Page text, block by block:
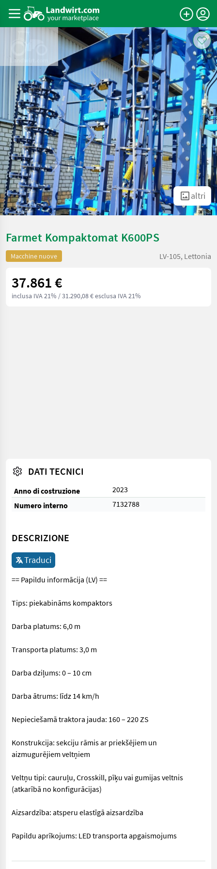
altri
Farmet Kompaktomat K600PS
Macchine nuove LV-105, Lettonia
37.861 €
inclusa IVA 21% / 31.290,08 € esclusa IVA 21%
DATI TECNICI
Anno di costruzione
2023
Numero interno
7132788
DESCRIZIONE
Traduci
== Papildu informācija (LV) ==
Tips: piekabināms kompaktors
Darba platums: 6,0 m
Transporta platums: 3,0 m
Darba dziļums: 0 – 10 cm
Darba ātrums: līdz 14 km/h
Nepieciešamā traktora jauda: 160 – 220 ZS
Konstrukcija: sekciju rāmis ar priekšējiem un
aizmugurējiem veltņiem
Veltņu tipi: cauruļu, Crosskill, pīķu vai gumijas veltnis
(atkarībā no konfigurācijas)
Aizsardzība: atsperu elastīgā aizsardzība
Papildu aprīkojums: LED transporta apgaismojums
== Papildu informācija (LV) == Tips: piekabināms kompaktors